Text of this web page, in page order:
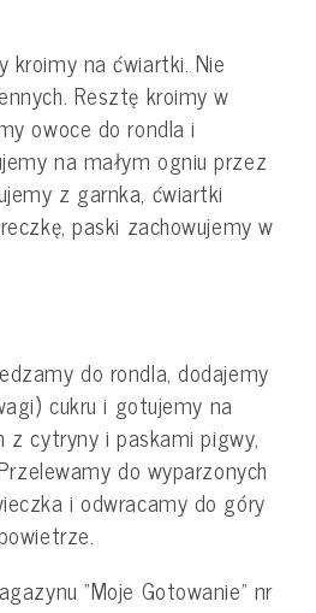
kroimy na ćwiartki. Nie
Resztę kroimy w
owoce do rondla i
na małym ogniu przez
z garnka, ćwiartki
paski zachowujemy w
do rondla, dodajemy
cukru i gotujemy na
z cytryny i paskami pigwy,
do wyparzonych
i odwracamy do góry
"Moje Gotowanie" nr